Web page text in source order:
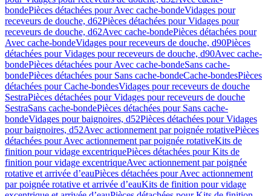
bondePièces détachées pour Avec cache-bondeVidages pour
receveurs de douche, d62Pièces détachées pour Vidages pour
receveurs de douche, d62Avec cache-bondePièces détachées pour
Avec cache-bondeVidages pour receveurs de douche, d90Pièces
détachées pour Vidages pour receveurs de douche, d90Avec cache-
bondePièces détachées pour Avec cache-bondeSans cache-
bondePièces détachées pour Sans cache-bondeCache-bondesPièces
détachées pour Cache-bondesVidages pour receveurs de douche
SestraPièces détachées pour Vidages pour receveurs de douche
SestraSans cache-bondePièces détachées pour Sans cache-
bondeVidages pour baignoires, d52Pièces détachées pour Vidages
pour baignoires, d52Avec actionnement par poignée rotativePièces
détachées pour Avec actionnement par poignée rotativeKits de
finition pour vidage excentriquePièces détachées pour Kits de
finition pour vidage excentriqueAvec actionnement par poignée
rotative et arrivée d’eauPièces détachées pour Avec actionnement
par poignée rotative et arrivée d’eauKits de finition pour vidage